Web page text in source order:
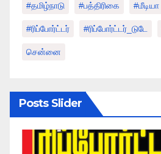
#தமிழ்நாடு #பத்திரிகை #மீடியா
#ரிப்போர்ட்டர் #ரிப்போர்ட்டர்_டுடே
சென்னை
Posts Slider